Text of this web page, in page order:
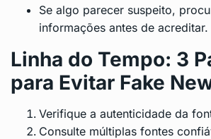
Se algo parecer suspeito,
informações antes de acreditar.
Linha do Tempo: 3
para Evitar Fake
Verifique a autenticidade da
Consulte múltiplas fontes